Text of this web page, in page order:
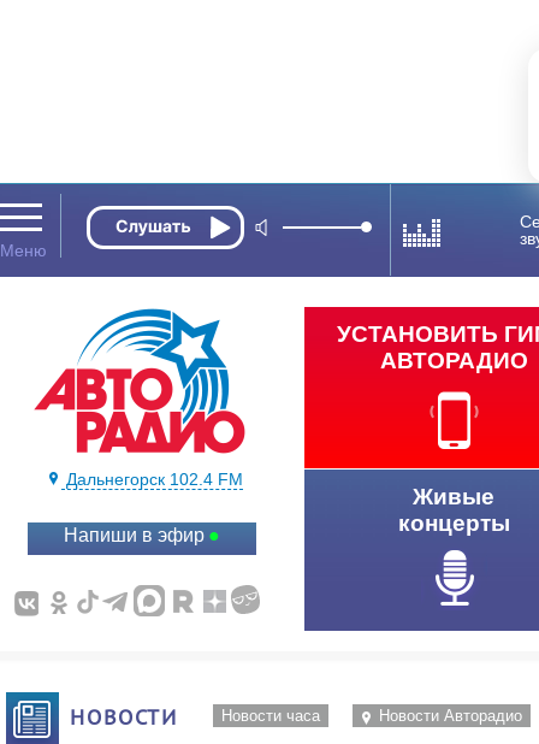
Дальнегорск 102.4 FM
Напиши в эфир
УСТАНОВИТЬ
АВТОРАДИО
Живые
концерты
НОВОСТИ Новости часа Новости Авторадио